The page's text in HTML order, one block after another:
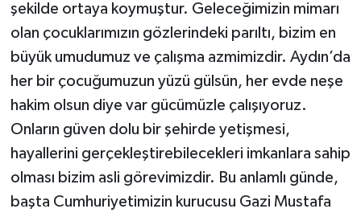
şekilde ortaya koymuştur. Geleceğimizin mimarı
olan çocuklarımızın gözlerindeki parıltı, bizim en
büyük umudumuz ve çalışma azmimizdir. Aydın’da
her bir çocuğumuzun yüzü gülsün, her evde neşe
hakim olsun diye var gücümüzle çalışıyoruz.
Onların güven dolu bir şehirde yetişmesi,
hayallerini gerçekleştirebilecekleri imkanlara sahip
olması bizim asli görevimizdir. Bu anlamlı günde,
başta Cumhuriyetimizin kurucusu Gazi Mustafa